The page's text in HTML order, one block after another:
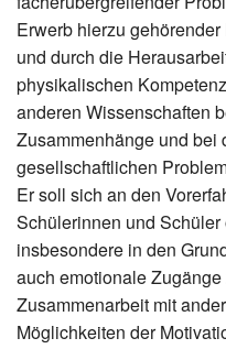
Erwerb hierzu
und durch die
physikalischen
anderen Wissenschaften
Zusammenhänge und bei
gesellschaftlichen
Er soll sich an den
Schülerinnen und
insbesondere in den
auch emotionale
Zusammenarbeit mit
Möglichkeiten der